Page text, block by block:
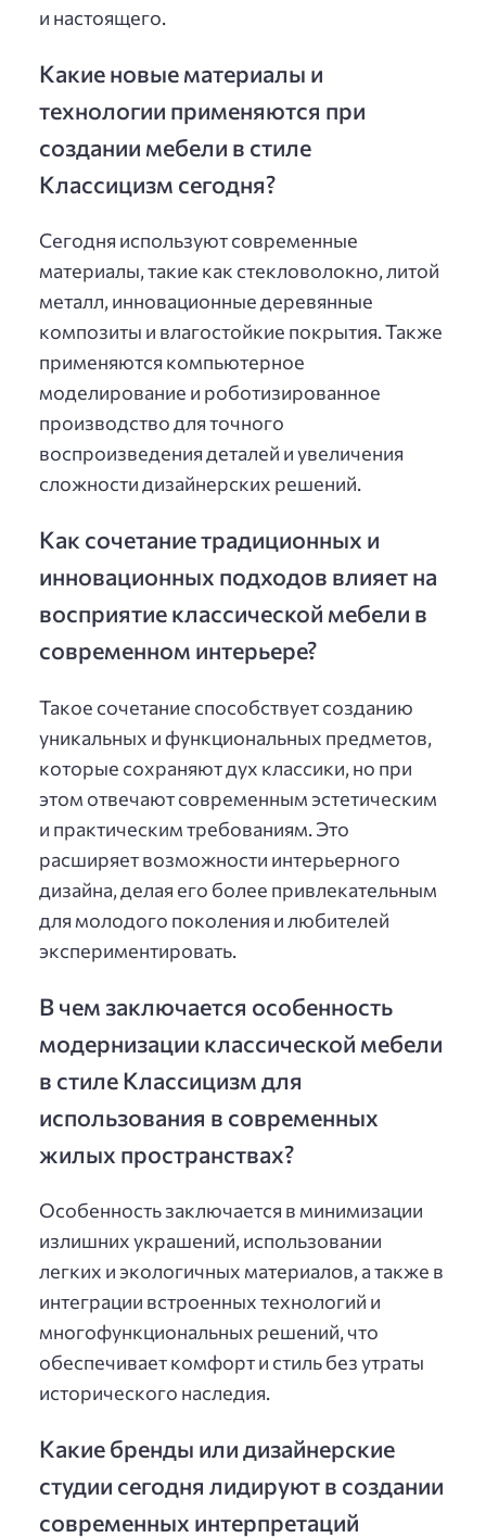
и настоящего.
Какие новые материалы и
технологии применяются при
создании мебели в стиле
Классицизм сегодня?
Сегодня используют современные
материалы, такие как стекловолокно, литой
металл, инновационные деревянные
композиты и влагостойкие покрытия. Также
применяются компьютерное
моделирование и роботизированное
производство для точного
воспроизведения деталей и увеличения
сложности дизайнерских решений.
Как сочетание традиционных и
инновационных подходов влияет на
восприятие классической мебели в
современном интерьере?
Такое сочетание способствует созданию
уникальных и функциональных предметов,
которые сохраняют дух классики, но при
этом отвечают современным эстетическим
и практическим требованиям. Это
расширяет возможности интерьерного
дизайна, делая его более привлекательным
для молодого поколения и любителей
экспериментировать.
В чем заключается особенность
модернизации классической мебели
в стиле Классицизм для
использования в современных
жилых пространствах?
Особенность заключается в минимизации
излишних украшений, использовании
легких и экологичных материалов, а также в
интеграции встроенных технологий и
многофункциональных решений, что
обеспечивает комфорт и стиль без утраты
исторического наследия.
Какие бренды или дизайнерские
студии сегодня лидируют в создании
современных интерпретаций